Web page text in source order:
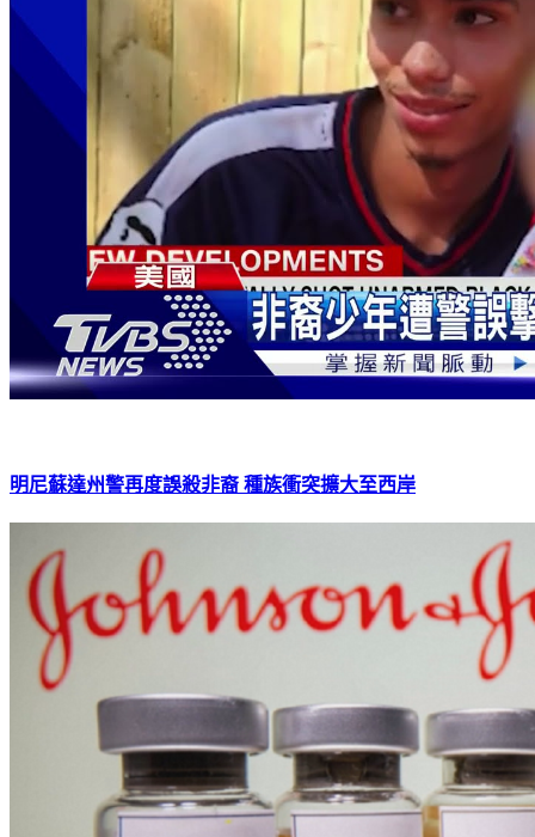
明尼蘇達州警再度誤殺非裔 種族衝突擴大至西岸